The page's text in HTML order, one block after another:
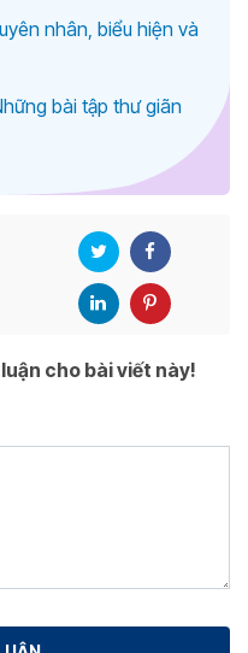
nhân, biểu hiện và
bài tập thư giãn
cho bài viết này!